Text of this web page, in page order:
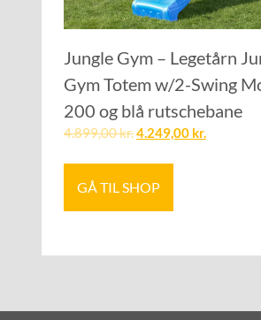
Jungle Gym – Legetårn
Gym Totem w/2-Swing
200 og blå rutschebane
4.899,00kr.4.249,00 kr.
GÅ TIL SHOP